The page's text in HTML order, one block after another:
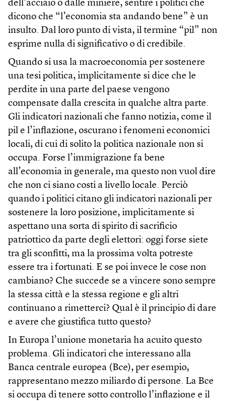
dell’acciaio o dalle miniere, sentire i politici che
dicono che “l’economia sta andando bene” è un
insulto. Dal loro punto di vista, il termine “pil” non
esprime nulla di significativo o di credibile.
Quando si usa la macroeconomia per sostenere
una tesi politica, implicitamente si dice che le
perdite in una parte del paese vengono
compensate dalla crescita in qualche altra parte.
Gli indicatori nazionali che fanno notizia, come il
pil e l’inflazione, oscurano i fenomeni economici
locali, di cui di solito la politica nazionale non si
occupa. Forse l’immigrazione fa bene
all’economia in generale, ma questo non vuol dire
che non ci siano costi a livello locale. Perciò
quando i politici citano gli indicatori nazionali per
sostenere la loro posizione, implicitamente si
aspettano una sorta di spirito di sacrificio
patriottico da parte degli elettori: oggi forse siete
tra gli sconfitti, ma la prossima volta potreste
essere tra i fortunati. E se poi invece le cose non
cambiano? Che succede se a vincere sono sempre
la stessa città e la stessa regione e gli altri
continuano a rimetterci? Qual è il principio di dare
e avere che giustifica tutto questo?
In Europa l’unione monetaria ha acuito questo
problema. Gli indicatori che interessano alla
Banca centrale europea (Bce), per esempio,
rappresentano mezzo miliardo di persone. La Bce
si occupa di tenere sotto controllo l’inflazione e il